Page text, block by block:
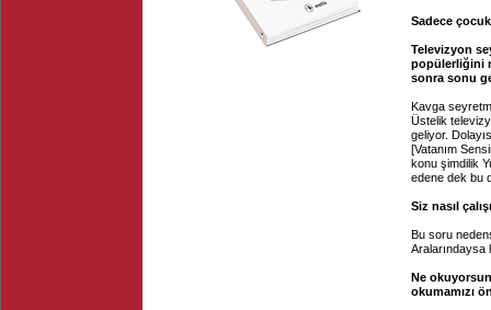
Sadece
Televizyon
popülerliğini
sonra sonu
Kavga
Üstelik
geliyor.
[Vatanım
konu şimdilik
edene dek bu
Siz nasıl
Bu soru
Aralarındaysa
Ne
okumamızı